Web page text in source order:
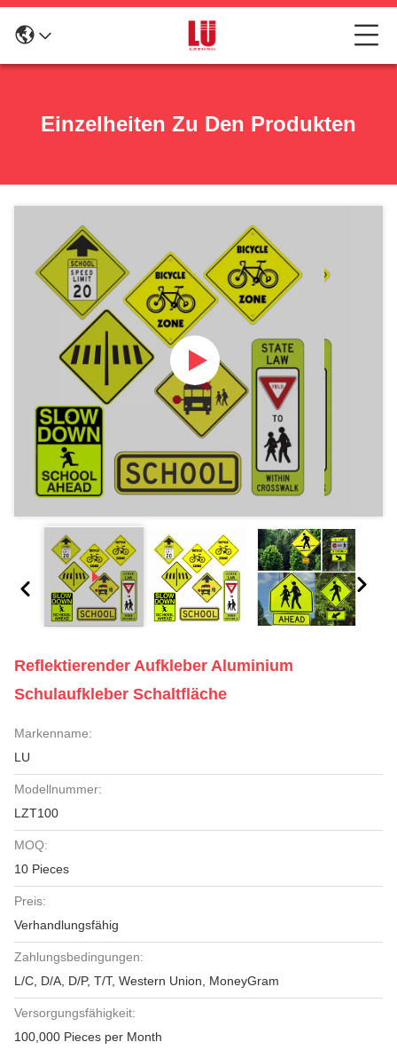
Einzelheiten Zu Den Produkten
Reflektierender Aufkleber Aluminium
Schulaufkleber Schaltfläche
Markenname:
LU
Modellnummer:
LZT100
MOQ:
10 Pieces
Preis:
Verhandlungsfähig
Zahlungsbedingungen:
L/C, D/A, D/P, T/T, Western Union, MoneyGram
Versorgungsfähigkeit:
100,000 Pieces per Month